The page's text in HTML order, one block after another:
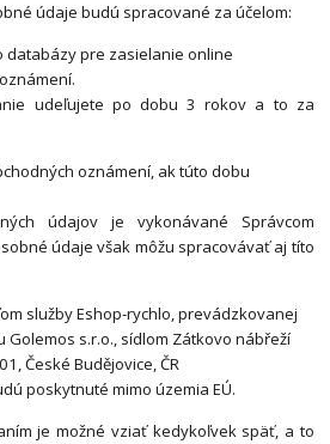
údaje budú spracované za účelom:
databázy pre zasielanie online
udeľujete po dobu 3 rokov a to za
oznámení, ak túto dobu
údajov je vykonávané Správcom
údaje však môžu spracovávať aj títo
služby Eshop-rychlo, prevádzkovanej
Golemos s.r.o., sídlom Zátkovo nábřeží
České Budějovice, ČR
poskytnuté mimo územia EÚ.
je možné vziať kedykoľvek späť, a to